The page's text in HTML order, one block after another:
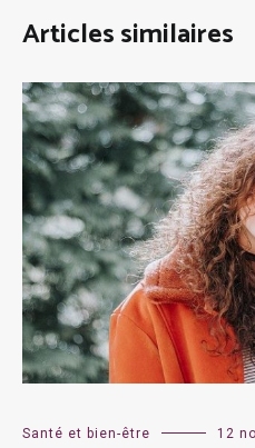
Articles similaires
Santé et bien-être 12